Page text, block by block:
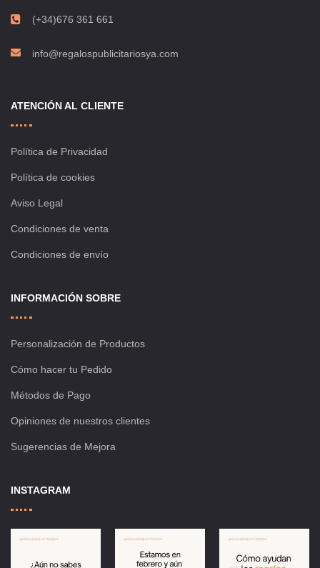
(+34)676 361 661
info@regalospublicitariosya.com
ATENCIÓN AL CLIENTE
Política de Privacidad
Política de cookies
Aviso Legal
Condiciones de venta
Condiciones de envío
INFORMACIÓN SOBRE
Personalización de Productos
Cómo hacer tu Pedido
Métodos de Pago
Opiniones de nuestros clientes
Sugerencias de Mejora
INSTAGRAM